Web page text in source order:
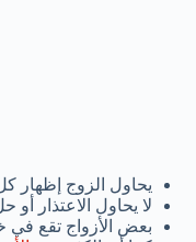
يحاول الزوج إظهار
لا يحاول الاعتذار
بعض الأزواج تقع في